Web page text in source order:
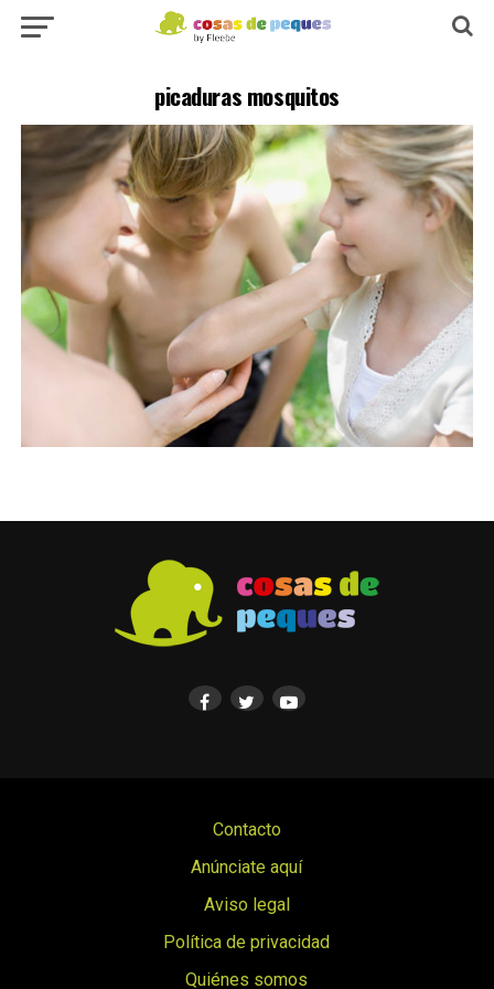
picaduras mosquitos
Contacto
Anúnciate aquí
Aviso legal
Política de privacidad
Quiénes somos